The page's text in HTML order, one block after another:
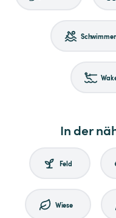
In der
Feld
Wiese